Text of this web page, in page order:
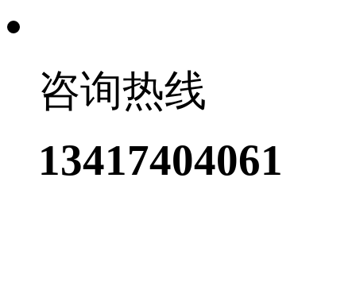
咨询热线
13417404061